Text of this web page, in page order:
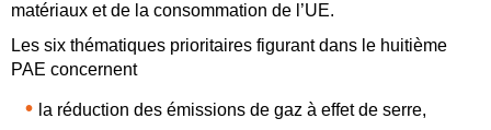
matériaux et de la consommation de l’UE.
Les six thématiques prioritaires figurant dans le huitième
PAE concernent
la réduction des émissions de gaz à effet de serre,